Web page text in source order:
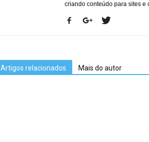
criando conteúdo para sites e
Artigos relacionados Mais do autor